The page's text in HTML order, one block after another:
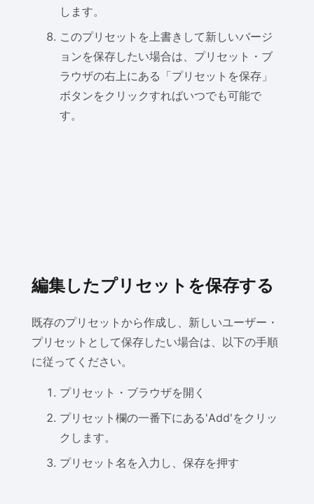
します。
このプリセットを上書きして新しいバージ
ョンを保存したい場合は、プリセット・ブ
ラウザの右上にある「プリセットを保存」
ボタンをクリックすればいつでも可能で
す。
編集したプリセットを保存する
既存のプリセットから作成し、新しいユーザー・
プリセットとして保存したい場合は、以下の手順
に従ってください。
プリセット・ブラウザを開く
プリセット欄の一番下にある'Add'をクリッ
クします。
プリセット名を入力し、保存を押す